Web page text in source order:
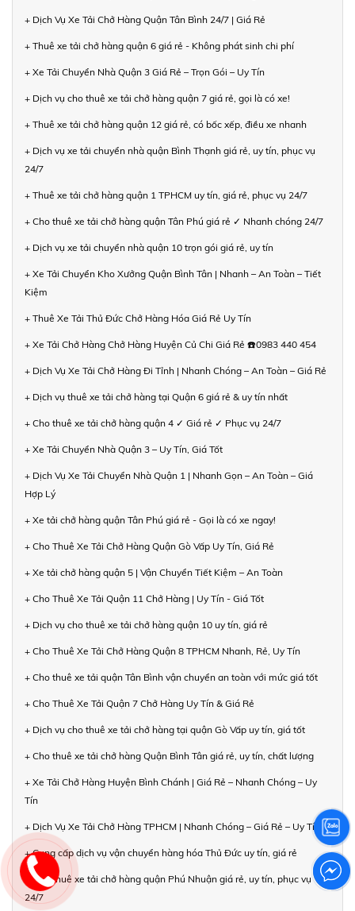
+ Dịch Vụ Xe Tải Chở Hàng Quận Tân Bình 24/7 | Giá Rẻ
+ Thuê xe tải chở hàng quận 6 giá rẻ - Không phát sinh chi phí
+ Xe Tải Chuyển Nhà Quận 3 Giá Rẻ – Trọn Gói – Uy Tín
+ Dịch vụ cho thuê xe tải chở hàng quận 7 giá rẻ, gọi là có xe!
+ Thuê xe tải chở hàng quận 12 giá rẻ, có bốc xếp, điều xe nhanh
+ Dịch vụ xe tải chuyển nhà quận Bình Thạnh giá rẻ, uy tín, phục vụ
24/7
+ Thuê xe tải chở hàng quận 1 TPHCM uy tín, giá rẻ, phục vụ 24/7
+ Cho thuê xe tải chở hàng quận Tân Phú giá rẻ ✓ Nhanh chóng 24/7
+ Dịch vụ xe tải chuyển nhà quận 10 trọn gói giá rẻ, uy tín
+ Xe Tải Chuyển Kho Xưởng Quận Bình Tân | Nhanh – An Toàn – Tiết
Kiệm
+ Thuê Xe Tải Thủ Đức Chở Hàng Hóa Giá Rẻ Uy Tín
+ Xe Tải Chở Hàng Chở Hàng Huyện Củ Chi Giá Rẻ ☎️0983 440 454
+ Dịch Vụ Xe Tải Chở Hàng Đi Tỉnh | Nhanh Chóng – An Toàn – Giá Rẻ
+ Dịch vụ thuê xe tải chở hàng tại Quận 6 giá rẻ & uy tín nhất
+ Cho thuê xe tải chở hàng quận 4 ✓ Giá rẻ ✓ Phục vụ 24/7
+ Xe Tải Chuyển Nhà Quận 3 – Uy Tín, Giá Tốt
+ Dịch Vụ Xe Tải Chuyển Nhà Quận 1 | Nhanh Gọn – An Toàn – Giá
Hợp Lý
+ Xe tải chở hàng quận Tân Phú giá rẻ - Gọi là có xe ngay!
+ Cho Thuê Xe Tải Chở Hàng Quận Gò Vấp Uy Tín, Giá Rẻ
+ Xe tải chở hàng quận 5 | Vận Chuyển Tiết Kiệm – An Toàn
+ Cho Thuê Xe Tải Quận 11 Chở Hàng | Uy Tín - Giá Tốt
+ Dịch vụ cho thuê xe tải chở hàng quận 10 uy tín, giá rẻ
+ Cho Thuê Xe Tải Chở Hàng Quận 8 TPHCM Nhanh, Rẻ, Uy Tín
+ Cho thuê xe tải quận Tân Bình vận chuyển an toàn với mức giá tốt
+ Cho Thuê Xe Tải Quận 7 Chở Hàng Uy Tín & Giá Rẻ
+ Dịch vụ cho thuê xe tải chở hàng tại quận Gò Vấp uy tín, giá tốt
+ Cho thuê xe tải chở hàng Quận Bình Tân giá rẻ, uy tín, chất lượng
+ Xe Tải Chở Hàng Huyện Bình Chánh | Giá Rẻ – Nhanh Chóng – Uy
Tín
+ Dịch Vụ Xe Tải Chở Hàng TPHCM | Nhanh Chóng – Giá Rẻ – Uy Tín
+ Cung cấp dịch vụ vận chuyển hàng hóa Thủ Đức uy tín, giá rẻ
+ Cho thuê xe tải chở hàng quận Phú Nhuận giá rẻ, uy tín, phục vụ
24/7